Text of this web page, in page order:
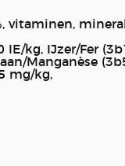
vitaminen,
kg, IJzer/Fer
Manganèse
mg/kg,